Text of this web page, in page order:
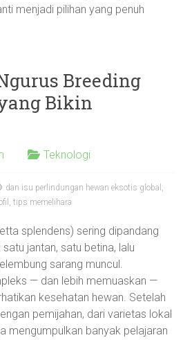
menjadi pilihan yang penuh
Breeding
Bikin
Teknologi
dan isu perlindungan hewan eksotis global ,
,tips memelihara
splendens) sering dipandang
jantan, satu betina, lalu
sarang muncul.
— dan lebih memuaskan —
kesehatan hewan. Setelah
pemijahan, dari varietas lokal
mengumpulkan banyak pelajaran